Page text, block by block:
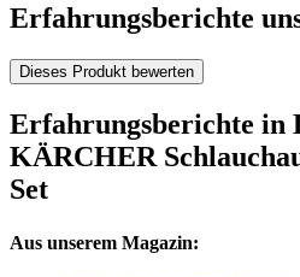
Erfahrungsberichte
Dieses Produkt bewerten
Erfahrungsberichte in
KÄRCHER
Set
Aus unserem Magazin: